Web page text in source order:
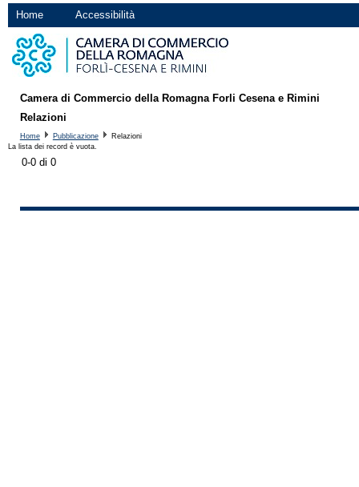
Home Accessibilità
Camera di Commercio della Romagna Forli Cesena e Rimini
Relazioni
Home Pubblicazione
Relazioni
La lista dei record è vuota.
0-0 di 0